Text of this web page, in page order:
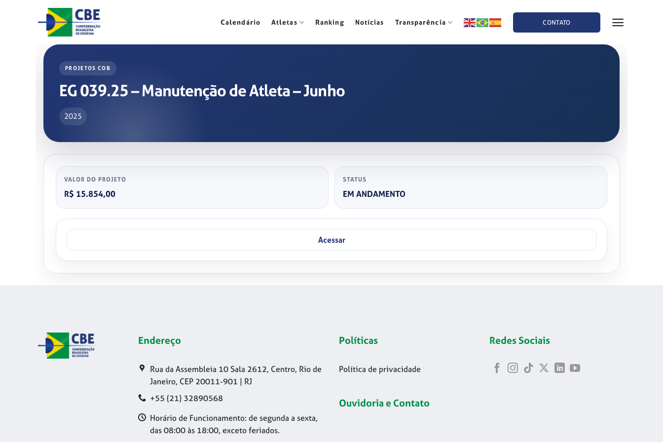
Calendário Atletas Ranking Notícias Transparência CONTATO
PROJETOS COB
EG 039.25 – Manutenção de Atleta – Junho
2025
VALOR DO PROJETO
R$ 15.854,00
STATUS
EM ANDAMENTO
Acessar
Endereço
Rua da Assembleia 10 Sala 2612, Centro, Rio de
Janeiro, CEP 20011-901 | RJ
+55 (21) 32890568
Horário de Funcionamento: de segunda a sexta,
das 08:00 às 18:00, exceto feriados.
Políticas
Política de privacidade
Ouvidoria e Contato
Redes Sociais